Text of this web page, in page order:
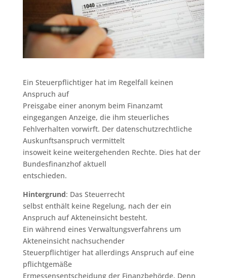
Ein Steuerpflichtiger hat im Regelfall keinen
Anspruch auf
Preisgabe einer anonym beim Finanzamt
eingegangen Anzeige, die ihm steuerliches
Fehlverhalten vorwirft. Der datenschutzrechtliche
Auskunftsanspruch vermittelt
insoweit keine weitergehenden Rechte. Dies hat der
Bundesfinanzhof aktuell
entschieden.
Hintergrund: Das Steuerrecht
selbst enthält keine Regelung, nach der ein
Anspruch auf Akteneinsicht besteht.
Ein während eines Verwaltungsverfahrens um
Akteneinsicht nachsuchender
Steuerpflichtiger hat allerdings Anspruch auf eine
pflichtgemäße
Ermessensentscheidung der Finanzbehörde. Denn